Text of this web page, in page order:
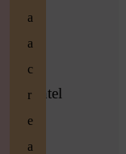
/ Mantel
a
a
c
r
e
a